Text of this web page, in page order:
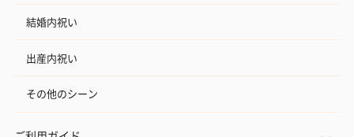
結婚内祝い
出産内祝い
その他のシーン